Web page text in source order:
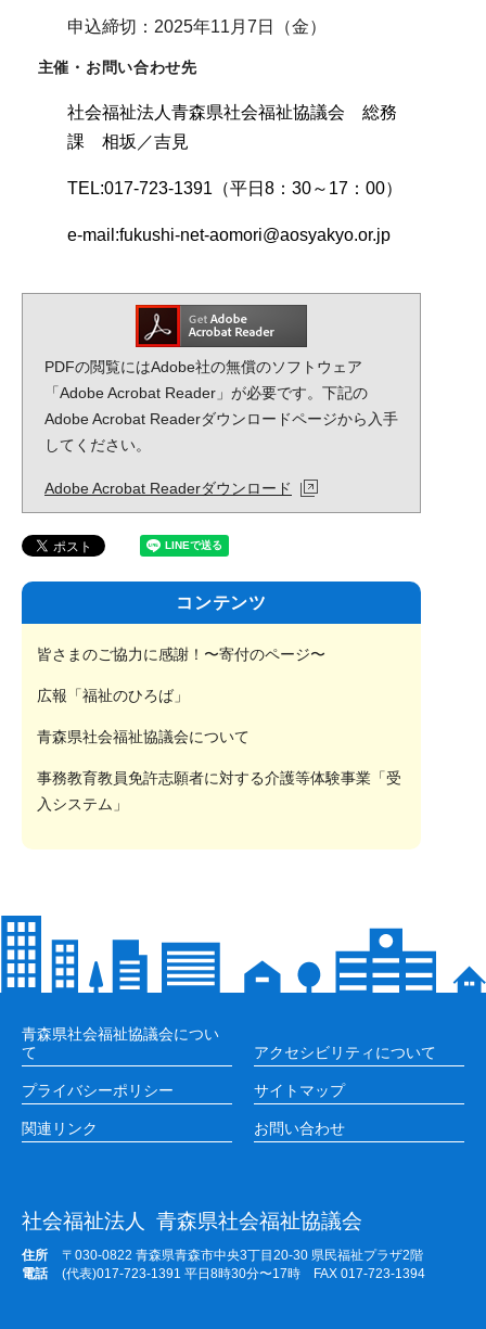
申込締切：2025年11月7日（金）
主催・お問い合わせ先
社会福祉法人青森県社会福祉協議会 総務
課 相坂／吉見
TEL:017-723-1391（平日8：30～17：00）
e-mail:fukushi-net-aomori@aosyakyo.or.jp
PDFの閲覧にはAdobe社の無償のソフトウェア
「Adobe Acrobat Reader」が必要です。下記の
Adobe Acrobat Readerダウンロードページから入手
してください。
Adobe Acrobat Readerダウンロード
コンテンツ
皆さまのご協力に感謝！〜寄付のページ〜
広報「福祉のひろば」
青森県社会福祉協議会について
事務教育教員免許志願者に対する介護等体験事業「受
入システム」
青森県社会福祉協議会につい
て
アクセシビリティについて
プライバシーポリシー サイトマップ
関連リンク お問い合わせ
社会福祉法人 青森県社会福祉協議会
住所
〒030-0822 青森県青森市中央3丁目20-30 県民福祉プラザ2階
電話
(代表)017-723-1391 平日8時30分〜17時 FAX 017-723-1394